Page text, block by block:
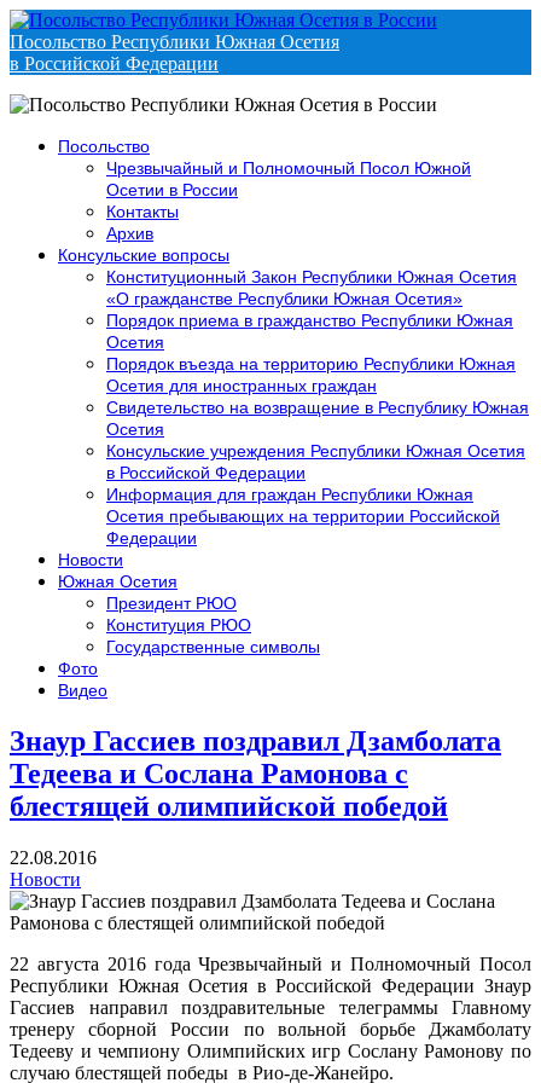
Посольство Республики Южная Осетия
в Российской Федерации
Посольство
Чрезвычайный и Полномочный Посол Южной
Осетии в России
Контакты
Архив
Консульские вопросы
Конституционный Закон Республики Южная Осетия
«О гражданстве Республики Южная Осетия»
Порядок приема в гражданство Республики Южная
Осетия
Порядок въезда на территорию Республики Южная
Осетия для иностранных граждан
Свидетельство на возвращение в Республику Южная
Осетия
Консульские учреждения Республики Южная Осетия
в Российской Федерации
Информация для граждан Республики Южная
Осетия пребывающих на территории Российской
Федерации
Новости
Южная Осетия
Президент РЮО
Конституция РЮО
Государственные символы
Фото
Видео
Знаур Гассиев поздравил Дзамболата
Тедеева и Сослана Рамонова с
блестящей олимпийской победой
22.08.2016
Новости
22 августа 2016 года Чрезвычайный и Полномочный Посол
Республики Южная Осетия в Российской Федерации Знаур
Гассиев направил поздравительные телеграммы Главному
тренеру сборной России по вольной борьбе Джамболату
Тедееву и чемпиону Олимпийских игр Сослану Рамонову по
случаю блестящей победы в Рио-де-Жанейро.